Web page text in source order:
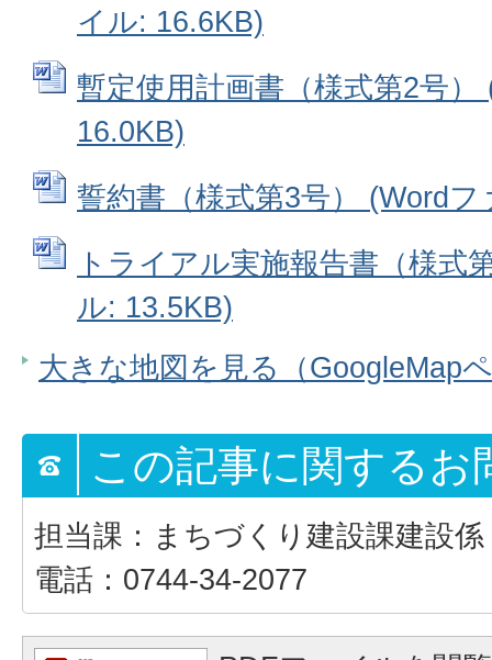
イル: 16.6KB)
暫定使用計画書（様式第2号
16.0KB)
誓約書（様式第3号） (Word
トライアル実施報告書（様式
ル: 13.5KB)
大きな地図を見る（GoogleMap
この記事に関するお
担当課：まちづくり建設課建設係
電話：0744-34-2077